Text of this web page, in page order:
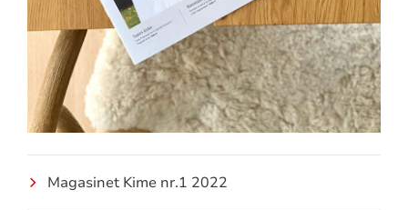
Magasinet Kime nr.1 2022